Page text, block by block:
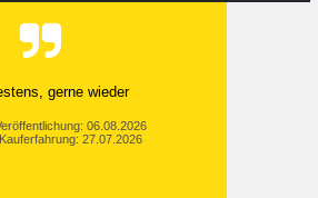
gerne wieder
06.08.2026
27.07.2026